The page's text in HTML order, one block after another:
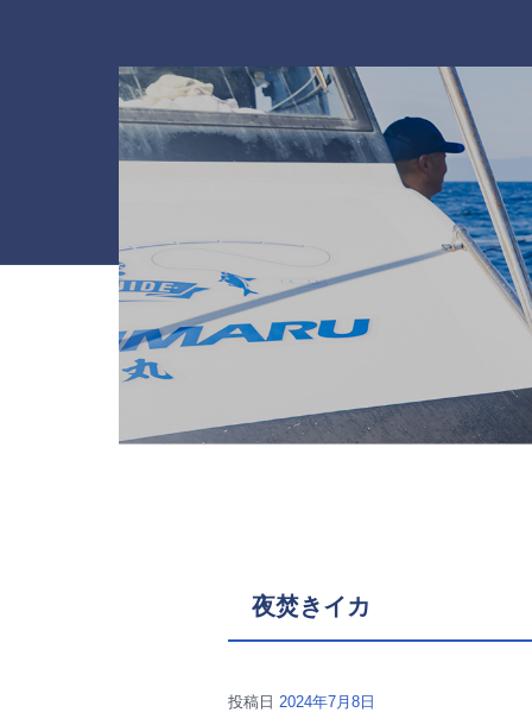
夜焚きイカ
投稿日 2024年7月8日